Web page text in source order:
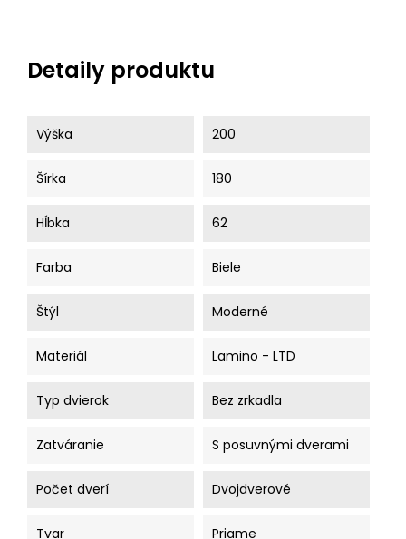
Detaily produktu
Výška 200
Šírka 180
Hĺbka 62
Farba Biele
Štýl Moderné
Materiál Lamino - LTD
Typ dvierok Bez zrkadla
Zatváranie S posuvnými dverami
Počet dverí Dvojdverové
Tvar Priame